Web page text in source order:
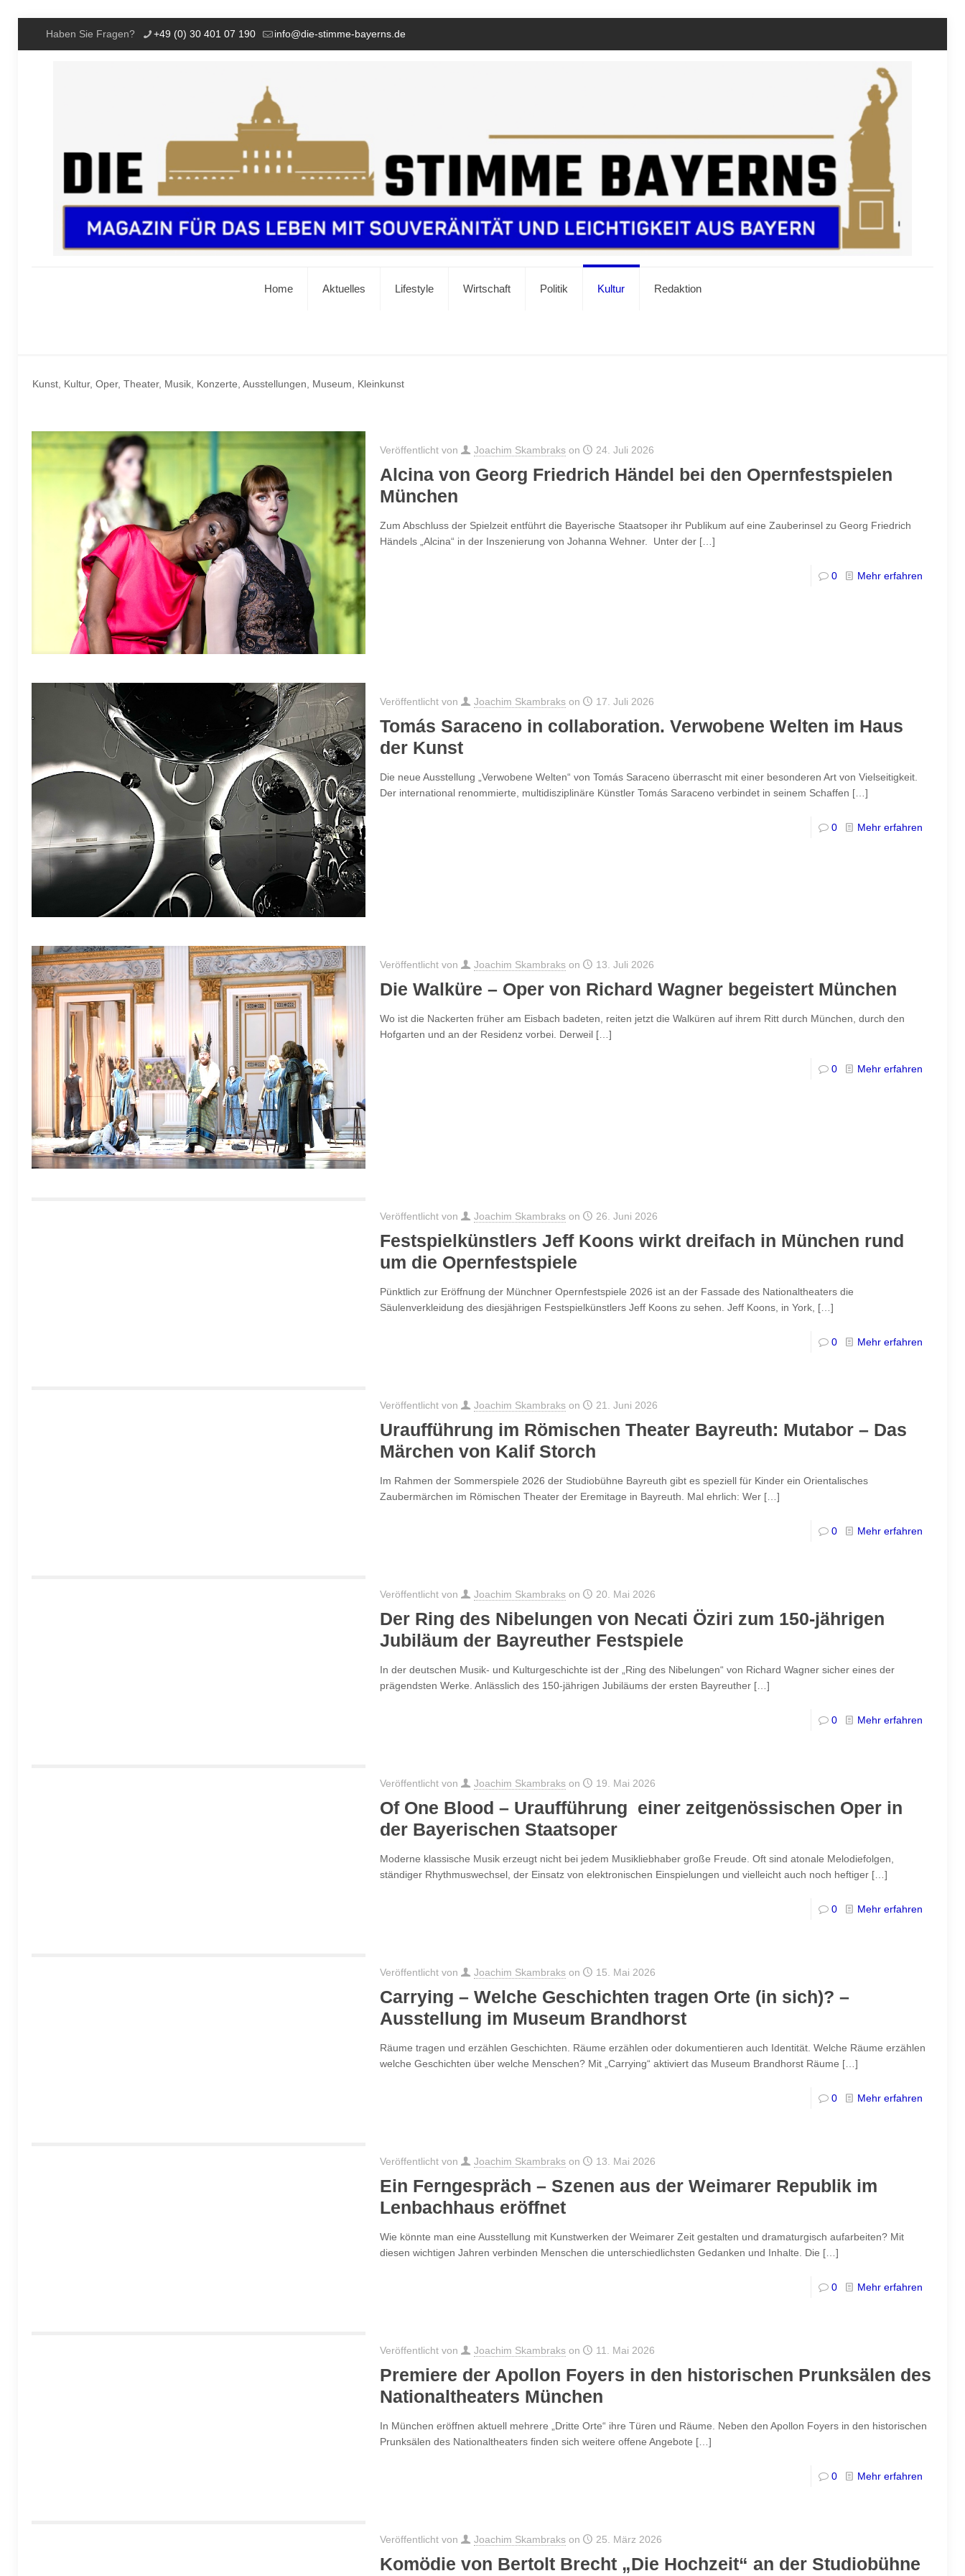
Haben Sie Fragen? +49 (0) 30 401 07 190 info@die-stimme-bayerns.de
Home Aktuelles Lifestyle Wirtschaft Politik Kultur Redaktion
Kunst, Kultur, Oper, Theater, Musik, Konzerte, Ausstellungen, Museum, Kleinkunst
Veröffentlicht von Joachim Skambraks on 24. Juli 2026
Alcina von Georg Friedrich Händel bei den Opernfestspielen
München
Zum Abschluss der Spielzeit entführt die Bayerische Staatsoper ihr Publikum auf eine Zauberinsel zu Georg Friedrich
Händels „Alcina“ in der Inszenierung von Johanna Wehner. Unter der[…]
0 Mehr erfahren
Veröffentlicht von Joachim Skambraks on 17. Juli 2026
Tomás Saraceno in collaboration. Verwobene Welten im Haus
der Kunst
Die neue Ausstellung „Verwobene Welten“ von Tomás Saraceno überrascht mit einer besonderen Art von Vielseitigkeit.
Der international renommierte, multidisziplinäre Künstler Tomás Saraceno verbindet in seinem Schaffen […]
0 Mehr erfahren
Veröffentlicht von Joachim Skambraks on 13. Juli 2026
Die Walküre – Oper von Richard Wagner begeistert München
Wo ist die Nackerten früher am Eisbach badeten, reiten jetzt die Walküren auf ihrem Ritt durch München, durch den
Hofgarten und an der Residenz vorbei. Derweil[…]
0 Mehr erfahren
Veröffentlicht von Joachim Skambraks on 26. Juni 2026
Festspielkünstlers Jeff Koons wirkt dreifach in München rund
um die Opernfestspiele
Pünktlich zur Eröffnung der Münchner Opernfestspiele 2026 ist an der Fassade des Nationaltheaters die
Säulenverkleidung des diesjährigen Festspielkünstlers Jeff Koons zu sehen. Jeff Koons, in York, […]
0 Mehr erfahren
Veröffentlicht von Joachim Skambraks on 21. Juni 2026
Uraufführung im Römischen Theater Bayreuth: Mutabor – Das
Märchen von Kalif Storch
Im Rahmen der Sommerspiele 2026 der Studiobühne Bayreuth gibt es speziell für Kinder ein Orientalisches
Zaubermärchen im Römischen Theater der Eremitage in Bayreuth. Mal ehrlich: Wer[…]
0 Mehr erfahren
Veröffentlicht von Joachim Skambraks on 20. Mai 2026
Der Ring des Nibelungen von Necati Öziri zum 150-jährigen
Jubiläum der Bayreuther Festspiele
In der deutschen Musik- und Kulturgeschichte ist der „Ring des Nibelungen“ von Richard Wagner sicher eines der
prägendsten Werke. Anlässlich des 150-jährigen Jubiläums der ersten Bayreuther[…]
0 Mehr erfahren
Veröffentlicht von Joachim Skambraks on 19. Mai 2026
Of One Blood – Uraufführung einer zeitgenössischen Oper in
der Bayerischen Staatsoper
Moderne klassische Musik erzeugt nicht bei jedem Musikliebhaber große Freude. Oft sind atonale Melodiefolgen,
ständiger Rhythmuswechsel, der Einsatz von elektronischen Einspielungen und vielleicht auch noch heftiger[…]
0 Mehr erfahren
Veröffentlicht von Joachim Skambraks on 15. Mai 2026
Carrying – Welche Geschichten tragen Orte (in sich)? –
Ausstellung im Museum Brandhorst
Räume tragen und erzählen Geschichten. Räume erzählen oder dokumentieren auch Identität. Welche Räume erzählen
welche Geschichten über welche Menschen? Mit „Carrying“ aktiviert das Museum Brandhorst Räume […]
0 Mehr erfahren
Veröffentlicht von Joachim Skambraks on 13. Mai 2026
Ein Ferngespräch – Szenen aus der Weimarer Republik im
Lenbachhaus eröffnet
Wie könnte man eine Ausstellung mit Kunstwerken der Weimarer Zeit gestalten und dramaturgisch aufarbeiten? Mit
diesen wichtigen Jahren verbinden Menschen die unterschiedlichsten Gedanken und Inhalte. Die […]
0 Mehr erfahren
Veröffentlicht von Joachim Skambraks on 11. Mai 2026
Premiere der Apollon Foyers in den historischen Prunksälen des
Nationaltheaters München
In München eröffnen aktuell mehrere „Dritte Orte“ ihre Türen und Räume. Neben den Apollon Foyers in den historischen
Prunksälen des Nationaltheaters finden sich weitere offene Angebote […]
0 Mehr erfahren
Veröffentlicht von Joachim Skambraks on 25. März 2026
Komödie von Bertolt Brecht „Die Hochzeit“ an der Studiobühne